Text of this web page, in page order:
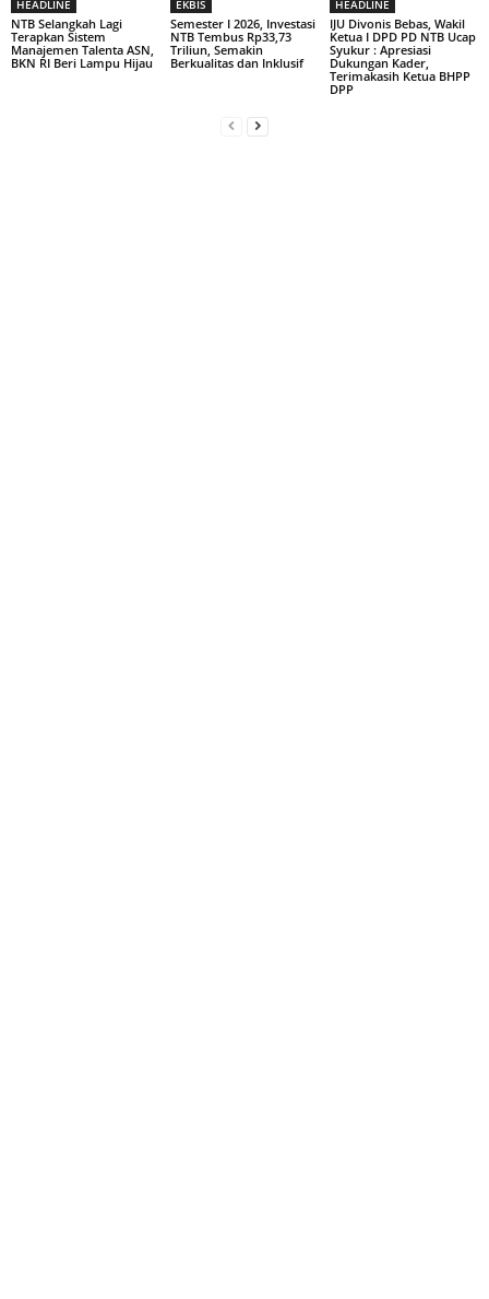
HEADLINE
NTB Selangkah Lagi
Terapkan Sistem
Manajemen Talenta ASN,
BKN RI Beri Lampu Hijau
EKBIS
Semester I 2026, Investasi
NTB Tembus Rp33,73
Triliun, Semakin
Berkualitas dan Inklusif
HEADLINE
IJU Divonis Bebas, Wakil
Ketua I DPD PD NTB Ucap
Syukur : Apresiasi
Dukungan Kader,
Terimakasih Ketua BHPP
DPP